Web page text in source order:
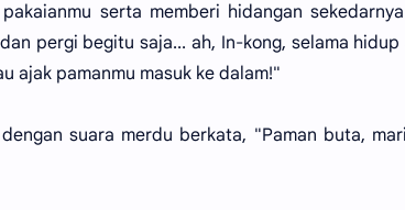
serta memberi hidangan
pergi begitu saja... ah, In-kong, selama
ajak pamanmu masuk ke dalam!"
suara merdu berkata, "Paman buta,